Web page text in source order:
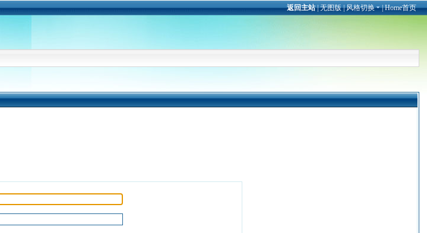
返回主站|无图版|风格切换 |Home首页